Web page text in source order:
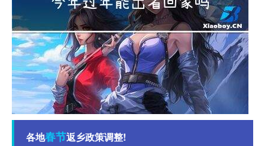
各地春节返乡政策调整!